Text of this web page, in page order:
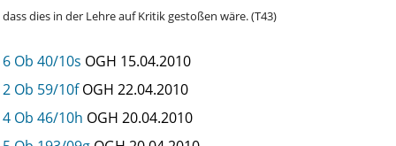
dass dies in der Lehre auf Kritik gestoßen wäre. (T43)
6 Ob 40/10s OGH 15.04.2010
2 Ob 59/10f OGH 22.04.2010
4 Ob 46/10h OGH 20.04.2010